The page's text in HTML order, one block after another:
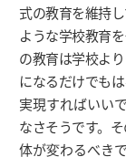
式の教育を維持
ような学校教育
の教育は学校よ
になるだけでも
実現すればいい
なさそうです。
体が変わるべき